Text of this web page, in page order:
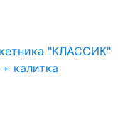
"КЛАССИК"
калитка